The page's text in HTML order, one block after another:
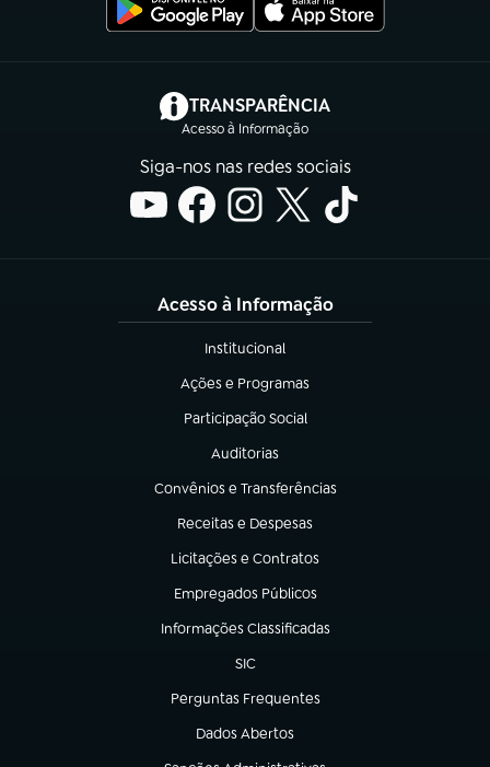
TRANSPARÊNCIA
Acesso à Informação
(abre em nova aba)
Siga-nos nas redes sociais
Acesso à Informação
Institucional
(abre em nova aba)
Ações e Programas
(abre em nova aba)
Participação Social
(abre em nova aba)
Auditorias
(abre em nova aba)
Convênios e Transferências
(abre em nova aba)
Receitas e Despesas
(abre em nova aba)
Licitações e Contratos
(abre em nova aba)
Empregados Públicos
(abre em nova aba)
Informações Classificadas
(abre em nova aba)
SIC
(abre em nova aba)
Perguntas Frequentes
(abre em nova aba)
Dados Abertos
(abre em nova aba)